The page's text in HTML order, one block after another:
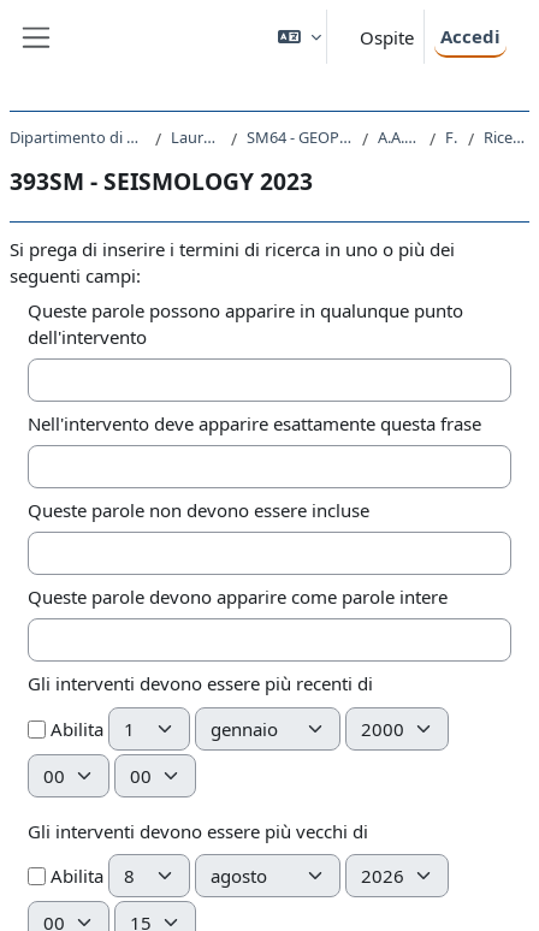
Ospite Accedi
Dipartimento di Matematica e Geoscienze Laurea Magistrale SM64 - GEOPHYSICS AND GEODATA A.A. 2023 - 2024 Forum Ricerca avanzata
393SM - SEISMOLOGY 2023
Si prega di inserire i termini di ricerca in uno o più dei
seguenti campi:
Queste parole possono apparire in qualunque punto
dell'intervento
Nell'intervento deve apparire esattamente questa frase
Queste parole non devono essere incluse
Queste parole devono apparire come parole intere
Gli interventi devono essere più recenti di
Abilita Giorno Mese
Anno
Ora
Minuto
Gli interventi devono essere più vecchi di
Abilita Giorno Mese
Anno
Ora
Minuto